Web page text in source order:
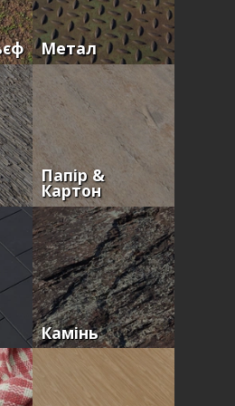
Метал
Папір &
Картон
Камінь